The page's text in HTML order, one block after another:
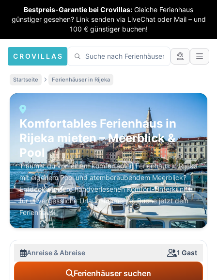
Bestpreis-Garantie bei Crovillas: Gleiche Ferienhaus
günstiger gesehen? Link senden via LiveChat oder Mail – und
100 € günstiger buchen!
CROVILLAS
Startseite Ferienhäuser in Rijeka
Komfortables Ferienhaus in
Rijeka mieten – Meerblick &
Pool
Träumst du von einem komfortablen Ferienhaus in Rijeka
mit eigenem Pool und atemberaubendem Meerblick?
Entdecke unsere handverlesenen Komfort-Unterkünfte
für unvergessliche Urlaubsmomente. Buche jetzt dein
Ferienhaus!
Anreise & Abreise 1 Gast
Ferienhäuser suchen